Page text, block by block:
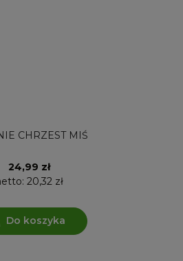
CHRZEST MIŚ
24,99 zł
20,32 zł
Do koszyka